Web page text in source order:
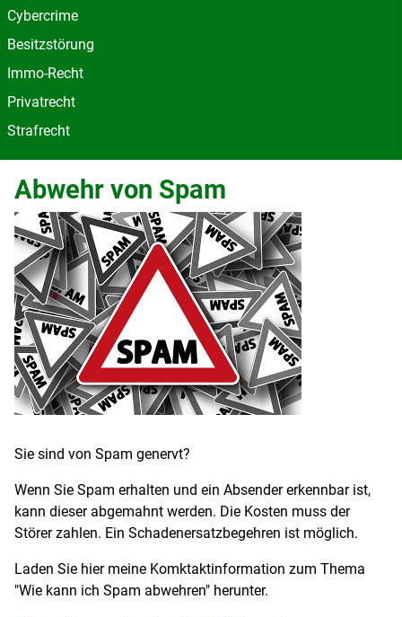
Cybercrime
Besitzstörung
Immo-Recht
Privatrecht
Strafrecht
Abwehr von Spam
Sie sind von Spam genervt?
Wenn Sie Spam erhalten und ein Absender erkennbar ist,
kann dieser abgemahnt werden. Die Kosten muss der
Störer zahlen. Ein Schadenersatzbegehren ist möglich.
Laden Sie hier meine Komktaktinformation zum Thema
"Wie kann ich Spam abwehren" herunter.